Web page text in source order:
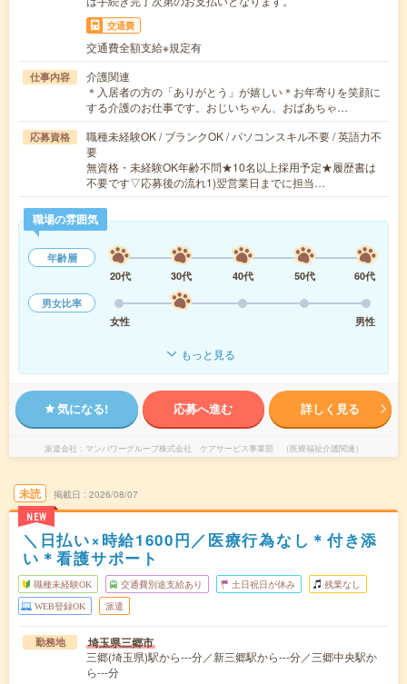
交通費
交通費全額支給※規定有
仕事内容
介護関連
＊入居者の方の「ありがとう」が嬉しい＊お年寄りを笑顔に
する介護のお仕事です。おじいちゃん、おばあちゃ…
応募資格
職種未経験OK / ブランクOK / パソコンスキル不要 / 英語力不
要
無資格・未経験OK年齢不問★10名以上採用予定★履歴書は
不要です▽応募後の流れ1)翌営業日までに担当…
職場の雰囲気
年齢層
20代
30代 40代 50代
60代
男女比率
女性
男性
もっと見る
気になる! 応募へ進む 詳しく見る
派遣会社 マンパワーグループ株式会社 ケアサービス事業部 （医療福祉介護関連）
未読
NEW
掲載日 2026/08/07
＼日払い×時給1600円／医療行為なし＊付き添
い＊看護サポート
職種未経験OK 交通費別途支給あり 土日祝日が休み 残業なし
WEB登録OK 派遣
勤務地 埼玉県三郷市
三郷(埼玉県)駅から---分／新三郷駅から---分／三郷中央駅か
ら---分